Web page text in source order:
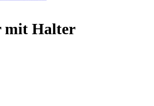
mit Halter